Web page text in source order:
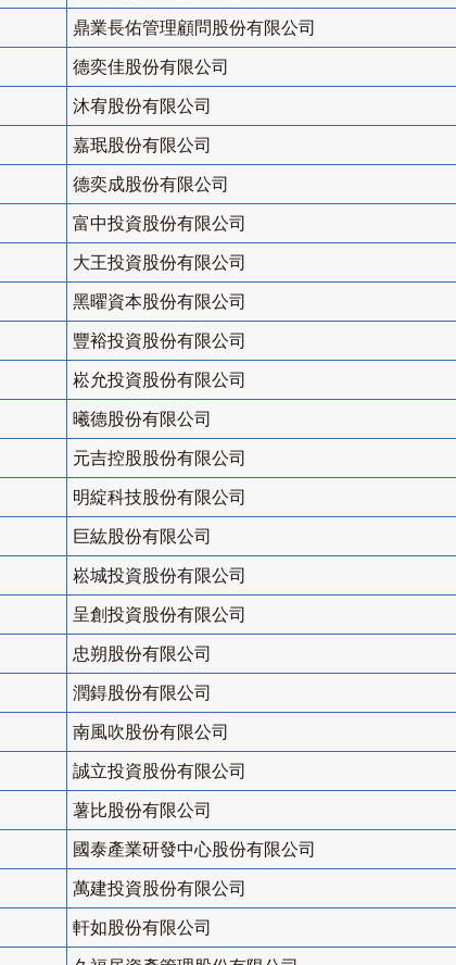
鼎業長佑管理顧問股份有限公司
德奕佳股份有限公司
沐宥股份有限公司
嘉珉股份有限公司
德奕成股份有限公司
富中投資股份有限公司
大王投資股份有限公司
黑曜資本股份有限公司
豐裕投資股份有限公司
崧允投資股份有限公司
曦德股份有限公司
元吉控股股份有限公司
明綻科技股份有限公司
巨紘股份有限公司
崧城投資股份有限公司
呈創投資股份有限公司
忠朔股份有限公司
潤鍀股份有限公司
南風吹股份有限公司
誠立投資股份有限公司
薯比股份有限公司
國泰產業研發中心股份有限公司
萬建投資股份有限公司
軒如股份有限公司